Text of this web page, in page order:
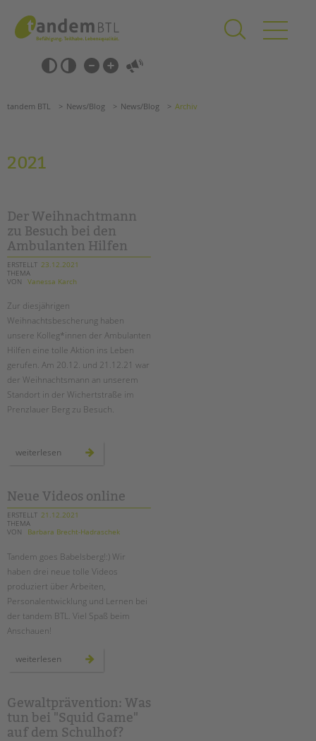
springen
Barrierefrei-
Einstellungen
überspringen
überspringen
Förderzentren
Kollegs
EFöB
Schulbezogene Sozialarbeit
Tagesgruppen
HILFEN ZUR ERZIEHUNG
EINGLIEDERUNGSHILFE
BETREUTES WOHNEN
TANDEM BTL AKADEMIE
Seminarkalender
STADTTEILARBEIT
PROFIL | LEITBILD
Kinder- und Jugendschutz
Unsere Videos
Gesellschafter VdK
schoolcoach BTL
tandem international
KARRIERE
tandem als Arbeitgeberin
NEWS/BLOG
tandem BTL News/Blog News/Blog Archiv
2021
Der Weihnachtmann
zu Besuch bei den
Ambulanten Hilfen
ERSTELLT 23.12.2021
THEMA
VON
Vanessa Karch
Zur diesjährigen
Weihnachtsbescherung haben
unsere Kolleg*innen der Ambulanten
Hilfen eine tolle Aktion ins Leben
gerufen. Am 20.12. und 21.12.21 war
der Weihnachtsmann an unserem
Standort in der Wichertstraße im
Prenzlauer Berg zu Besuch.
weiterlesen
weihnachtmann
den
ambulanten
hilfen
Neue Videos online
ERSTELLT 21.12.2021
THEMA
VON
Barbara Brecht-Hadraschek
Tandem goes Babelsberg!:) Wir
haben drei neue tolle Videos
produziert über Arbeiten,
Personalentwicklung und Lernen bei
der tandem BTL. Viel Spaß beim
Anschauen!
weiterlesen
Gewaltprävention: Was
tun bei "Squid Game"
auf dem Schulhof?